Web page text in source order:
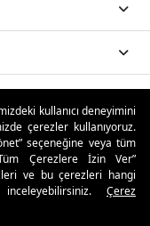
kullanıcı deneyimini
çerezler kullanıyoruz.
seçeneğine veya tüm
Çerezlere İzin Ver”
ve bu çerezleri hangi
inceleyebilirsiniz.
Çerez